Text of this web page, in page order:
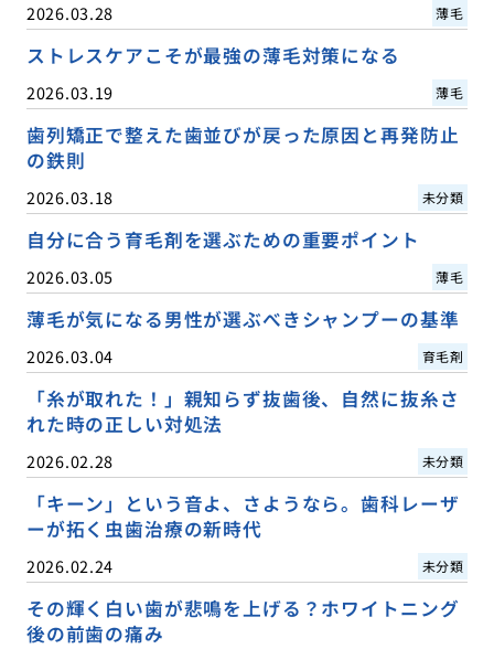
2026.03.28 薄毛
ストレスケアこそが最強の薄毛対策になる
2026.03.19 薄毛
歯列矯正で整えた歯並びが戻った原因と再発防止
の鉄則
2026.03.18 未分類
自分に合う育毛剤を選ぶための重要ポイント
2026.03.05 薄毛
薄毛が気になる男性が選ぶべきシャンプーの基準
2026.03.04 育毛剤
「糸が取れた！」親知らず抜歯後、自然に抜糸さ
れた時の正しい対処法
2026.02.28 未分類
「キーン」という音よ、さようなら。歯科レーザ
ーが拓く虫歯治療の新時代
2026.02.24 未分類
その輝く白い歯が悲鳴を上げる？ホワイトニング
後の前歯の痛み